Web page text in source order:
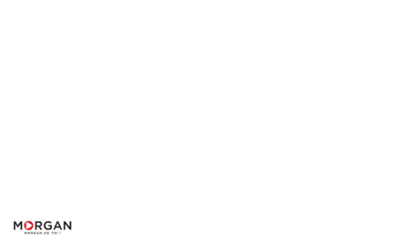
PRODUCENTA:
MORGAN